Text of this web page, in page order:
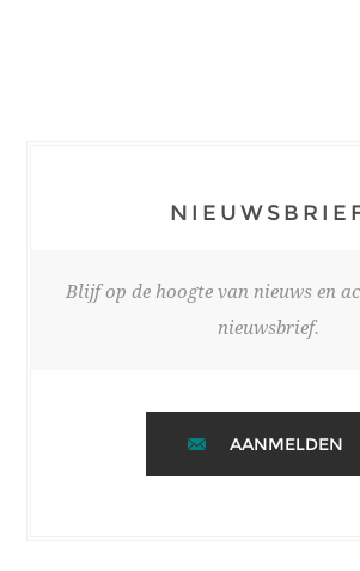
Blijf op de hoogte van nieuws en
nieuwsbrief.
AANMELDEN